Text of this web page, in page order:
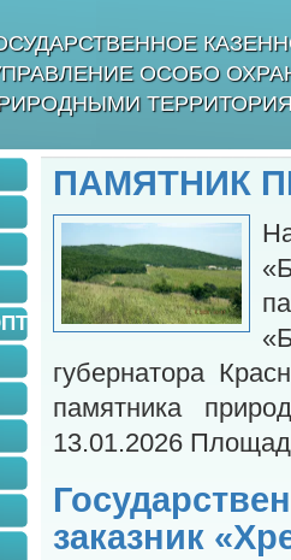
ОСОБО
ПАМЯТНИК
губернатора
памятника
13.01.2026
заказник